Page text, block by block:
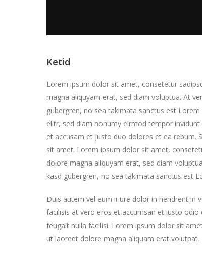
Ketid
Lorem ipsum dolor sit amet, consetetur
magna aliquyam erat, sed diam voluptua. At
gubergren, no sea takimata sanctus est
elitr, sed diam nonumy eirmod tempor
et accusam et justo duo dolores et ea rebum.
sit amet. Lorem ipsum dolor sit amet,
dolore magna aliquyam erat, sed diam
kasd gubergren, no sea takimata sanctus est
Duis autem vel eum iriure dolor in hendrerit in
facilisis at vero eros et accumsan et iusto
feugait nulla facilisi. Lorem ipsum dolor sit
ut laoreet dolore magna aliquam erat volutpat.